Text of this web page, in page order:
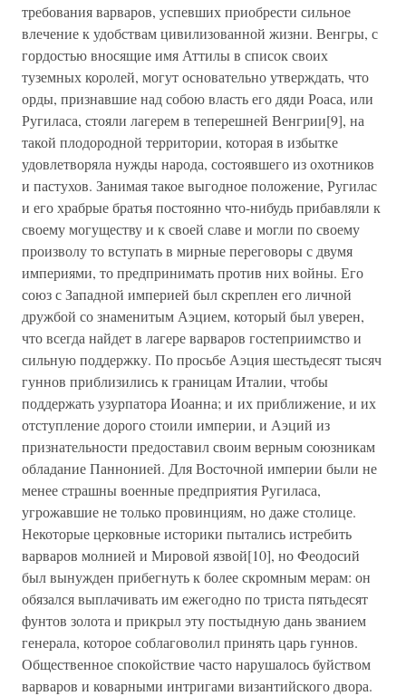
требования варваров, успевших приобрести сильное
влечение к удобствам цивилизованной жизни. Венгры, с
гордостью вносящие имя Аттилы в список своих
туземных королей, могут основательно утверждать, что
орды, признавшие над собою власть его дяди Роаса, или
Ругиласа, стояли лагерем в теперешней Венгрии[9], на
такой плодородной территории, которая в избытке
удовлетворяла нужды народа, состоявшего из охотников
и пастухов. Занимая такое выгодное положение, Ругилас
и его храбрые братья постоянно что-нибудь прибавляли к
своему могуществу и к своей славе и могли по своему
произволу то вступать в мирные переговоры с двумя
империями, то предпринимать против них войны. Его
союз с Западной империей был скреплен его личной
дружбой со знаменитым Аэцием, который был уверен,
что всегда найдет в лагере варваров гостеприимство и
сильную поддержку. По просьбе Аэция шестьдесят тысяч
гуннов приблизились к границам Италии, чтобы
поддержать узурпатора Иоанна; и их приближение, и их
отступление дорого стоили империи, и Аэций из
признательности предоставил своим верным союзникам
обладание Паннонией. Для Восточной империи были не
менее страшны военные предприятия Ругиласа,
угрожавшие не только провинциям, но даже столице.
Некоторые церковные историки пытались истребить
варваров молнией и Мировой язвой[10], но Феодосий
был вынужден прибегнуть к более скромным мерам: он
обязался выплачивать им ежегодно по триста пятьдесят
фунтов золота и прикрыл эту постыдную дань званием
генерала, которое соблаговолил принять царь гуннов.
Общественное спокойствие часто нарушалось буйством
варваров и коварными интригами византийского двора.